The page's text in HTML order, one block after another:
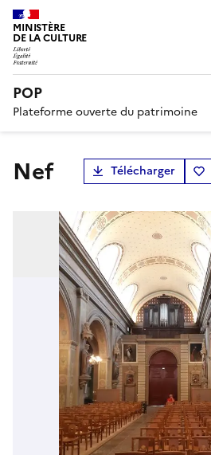
MINISTÈRE
DE LA CULTURE
POP
Plateforme ouverte du patrimoine
nef Télécharger